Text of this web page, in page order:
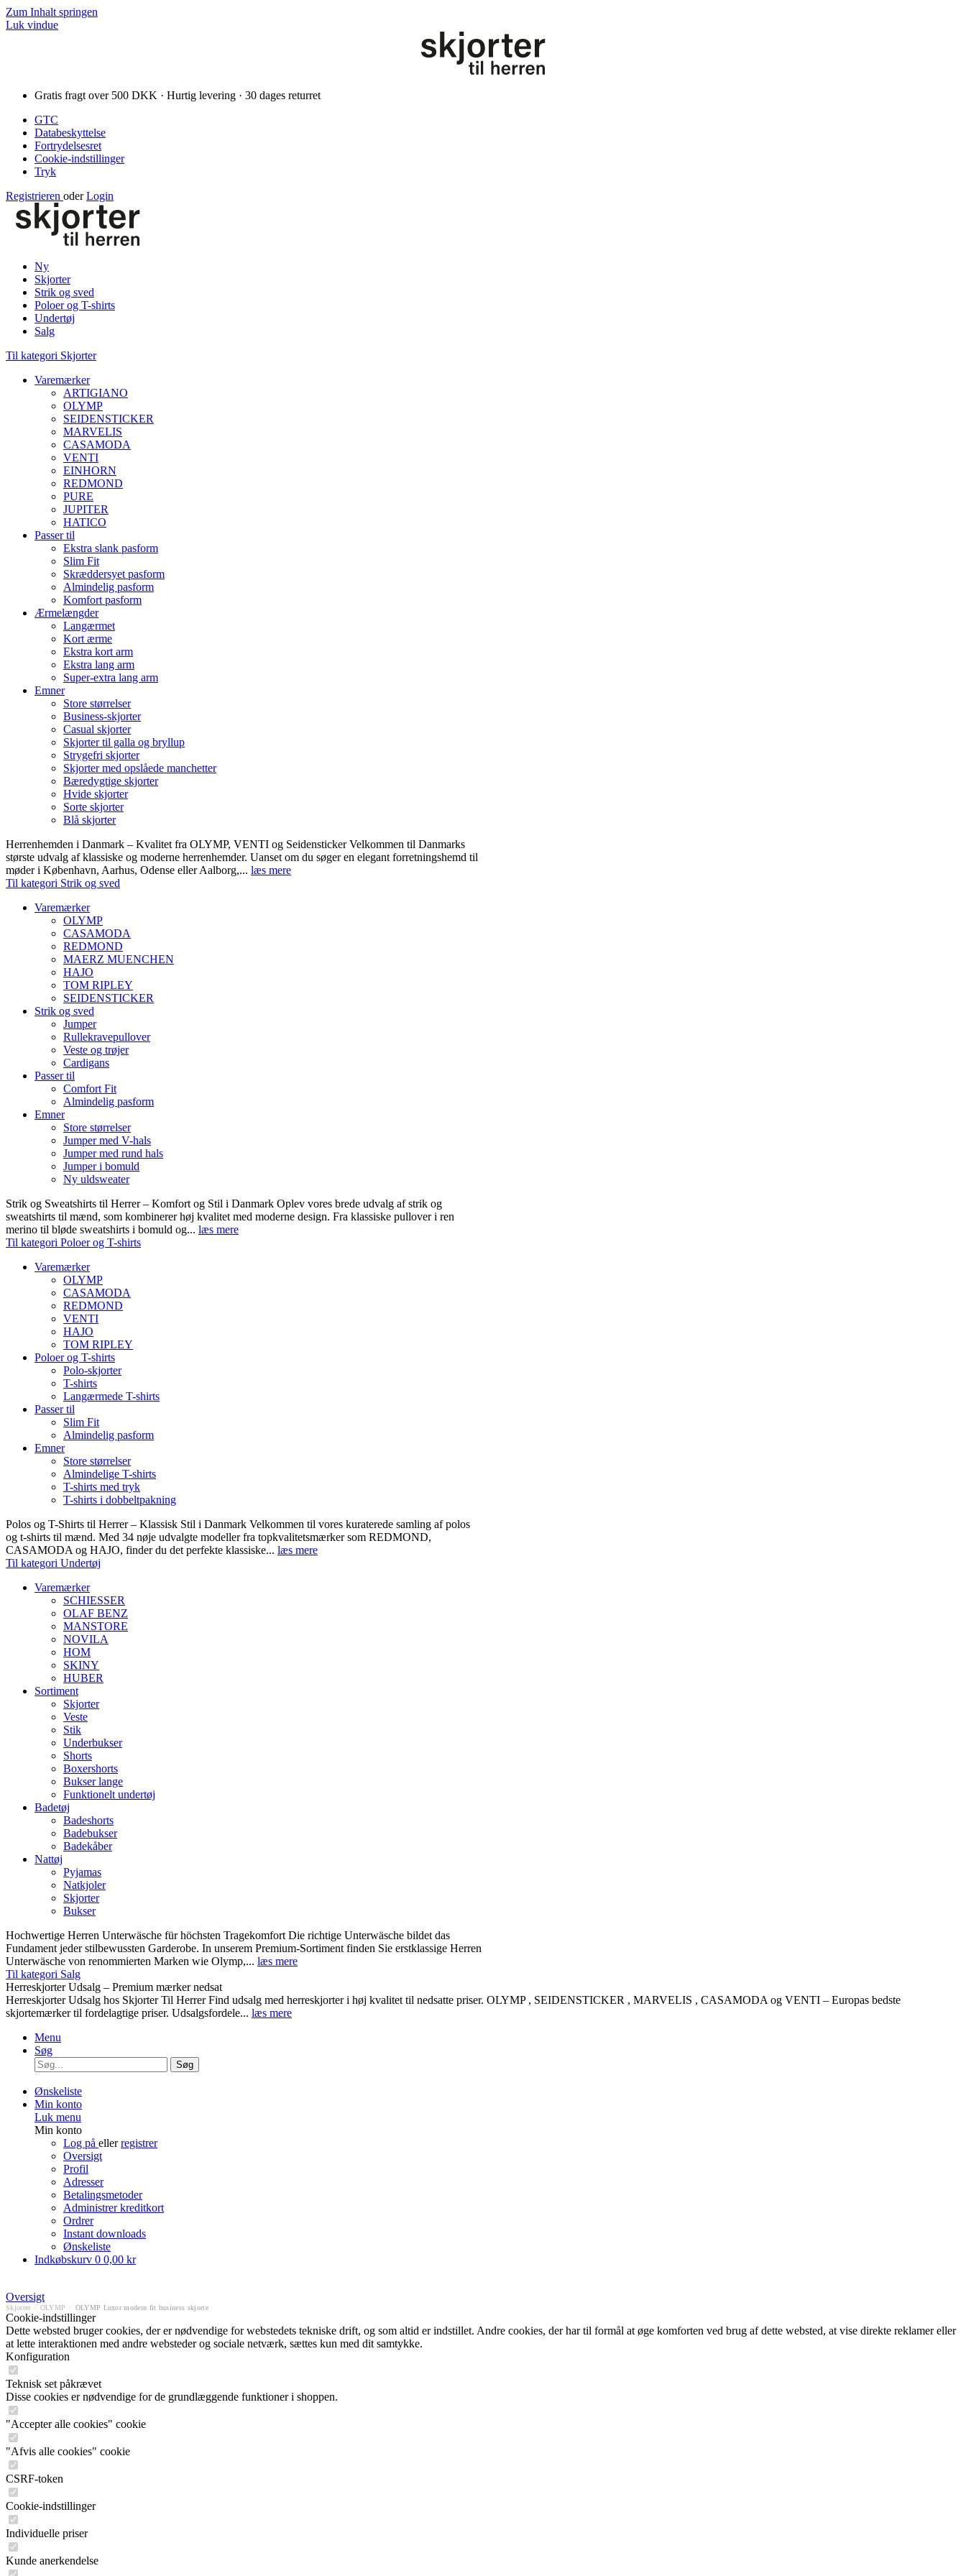
Zum Inhalt springen
Luk vindue
Gratis fragt over 500 DKK · Hurtig levering · 30 dages returret
GTC
Databeskyttelse
Fortrydelsesret
Cookie-indstillinger
Tryk
Registrieren oder Login
Ny
Skjorter
Strik og sved
Poloer og T-shirts
Undertøj
Salg
Til kategori Skjorter
Varemærker
ARTIGIANO
OLYMP
SEIDENSTICKER
MARVELIS
CASAMODA
VENTI
EINHORN
REDMOND
PURE
JUPITER
HATICO
Passer til
Ekstra slank pasform
Slim Fit
Skræddersyet pasform
Almindelig pasform
Komfort pasform
Ærmelængder
Langærmet
Kort ærme
Ekstra kort arm
Ekstra lang arm
Super-extra lang arm
Emner
Store størrelser
Business-skjorter
Casual skjorter
Skjorter til galla og bryllup
Strygefri skjorter
Skjorter med opslåede manchetter
Bæredygtige skjorter
Hvide skjorter
Sorte skjorter
Blå skjorter
Herrenhemden i Danmark – Kvalitet fra OLYMP, VENTI og Seidensticker Velkommen til Danmarks
største udvalg af klassiske og moderne herrenhemder. Uanset om du søger en elegant forretningshemd til
møder i København, Aarhus, Odense eller Aalborg,... læs mere
Til kategori Strik og sved
Varemærker
OLYMP
CASAMODA
REDMOND
MAERZ MUENCHEN
HAJO
TOM RIPLEY
SEIDENSTICKER
Strik og sved
Jumper
Rullekravepullover
Veste og trøjer
Cardigans
Passer til
Comfort Fit
Almindelig pasform
Emner
Store størrelser
Jumper med V-hals
Jumper med rund hals
Jumper i bomuld
Ny uldsweater
Strik og Sweatshirts til Herrer – Komfort og Stil i Danmark Oplev vores brede udvalg af strik og
sweatshirts til mænd, som kombinerer høj kvalitet med moderne design. Fra klassiske pullover i ren
merino til bløde sweatshirts i bomuld og... læs mere
Til kategori Poloer og T-shirts
Varemærker
OLYMP
CASAMODA
REDMOND
VENTI
HAJO
TOM RIPLEY
Poloer og T-shirts
Polo-skjorter
T-shirts
Langærmede T-shirts
Passer til
Slim Fit
Almindelig pasform
Emner
Store størrelser
Almindelige T-shirts
T-shirts med tryk
T-shirts i dobbeltpakning
Polos og T-Shirts til Herrer – Klassisk Stil i Danmark Velkommen til vores kuraterede samling af polos
og t-shirts til mænd. Med 34 nøje udvalgte modeller fra topkvalitetsmærker som REDMOND,
CASAMODA og HAJO, finder du det perfekte klassiske... læs mere
Til kategori Undertøj
Varemærker
SCHIESSER
OLAF BENZ
MANSTORE
NOVILA
HOM
SKINY
HUBER
Sortiment
Skjorter
Veste
Stik
Underbukser
Shorts
Boxershorts
Bukser lange
Funktionelt undertøj
Badetøj
Badeshorts
Badebukser
Badekåber
Nattøj
Pyjamas
Natkjoler
Skjorter
Bukser
Hochwertige Herren Unterwäsche für höchsten Tragekomfort Die richtige Unterwäsche bildet das
Fundament jeder stilbewussten Garderobe. In unserem Premium-Sortiment finden Sie erstklassige Herren
Unterwäsche von renommierten Marken wie Olymp,... læs mere
Til kategori Salg
Herreskjorter Udsalg – Premium mærker nedsat
Herreskjorter Udsalg hos Skjorter Til Herrer Find udsalg med herreskjorter i høj kvalitet til nedsatte priser. OLYMP , SEIDENSTICKER , MARVELIS , CASAMODA og VENTI – Europas bedste
skjortemærker til fordelagtige priser. Udsalgsfordele... læs mere
Menu
Søg
Søg
Ønskeliste
Min konto
Luk menu
Min konto
Log på ellerregistrer
Oversigt
Profil
Adresser
Betalingsmetoder
Administrer kreditkort
Ordrer
Instant downloads
Ønskeliste
Indkøbskurv 0 0,00 kr
Oversigt
Skjorter OLYMP OLYMP Luxor modern fit business skjorte
Cookie-indstillinger
Dette websted bruger cookies, der er nødvendige for webstedets tekniske drift, og som altid er indstillet. Andre cookies, der har til formål at øge komforten ved brug af dette websted, at vise direkte reklamer eller
at lette interaktionen med andre websteder og sociale netværk, sættes kun med dit samtykke.
Konfiguration
Teknisk set påkrævet
Disse cookies er nødvendige for de grundlæggende funktioner i shoppen.
"Accepter alle cookies" cookie
"Afvis alle cookies" cookie
CSRF-token
Cookie-indstillinger
Individuelle priser
Kunde anerkendelse